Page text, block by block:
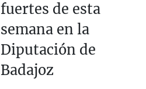
fuertes de esta
semana en la
Diputación de
Badajoz